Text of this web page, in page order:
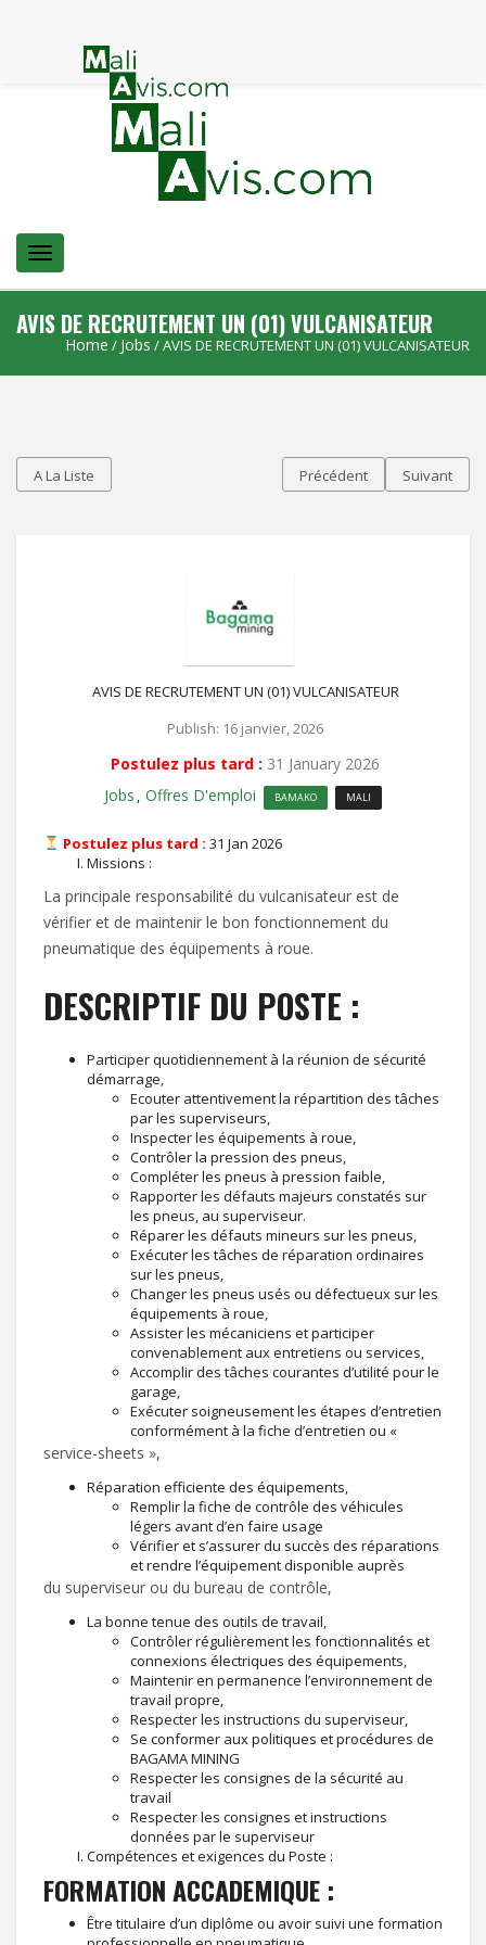
Menu
AVIS DE RECRUTEMENT UN (01) VULCANISATEUR
Home / Jobs / AVIS DE RECRUTEMENT UN (01) VULCANISATEUR
A La Liste Précédent Suivant
AVIS DE RECRUTEMENT UN (01) VULCANISATEUR
Publish: 16 janvier, 2026
Postulez plus tard : 31 January 2026
Jobs Offres D'emploi BAMAKO MALI
Postulez plus tard : 31 Jan 2026
Missions :
La principale responsabilité du vulcanisateur est de
vérifier et de maintenir le bon fonctionnement du
pneumatique des équipements à roue.
DESCRIPTIF DU POSTE :
Participer quotidiennement à la réunion de sécurité
démarrage,
Ecouter attentivement la répartition des tâches
par les superviseurs,
Inspecter les équipements à roue,
Contrôler la pression des pneus,
Compléter les pneus à pression faible,
Rapporter les défauts majeurs constatés sur
les pneus, au superviseur.
Réparer les défauts mineurs sur les pneus,
Exécuter les tâches de réparation ordinaires
sur les pneus,
Changer les pneus usés ou défectueux sur les
équipements à roue,
Assister les mécaniciens et participer
convenablement aux entretiens ou services,
Accomplir des tâches courantes d’utilité pour le
garage,
Exécuter soigneusement les étapes d’entretien
conformément à la fiche d’entretien ou «
service-sheets »,
Réparation efficiente des équipements,
Remplir la fiche de contrôle des véhicules
légers avant d’en faire usage
Vérifier et s’assurer du succès des réparations
et rendre l’équipement disponible auprès
du superviseur ou du bureau de contrôle,
La bonne tenue des outils de travail,
Contrôler régulièrement les fonctionnalités et
connexions électriques des équipements,
Maintenir en permanence l’environnement de
travail propre,
Respecter les instructions du superviseur,
Se conformer aux politiques et procédures de
BAGAMA MINING
Respecter les consignes de la sécurité au
travail
Respecter les consignes et instructions
données par le superviseur
Compétences et exigences du Poste :
FORMATION ACCADEMIQUE :
Être titulaire d’un diplôme ou avoir suivi une formation